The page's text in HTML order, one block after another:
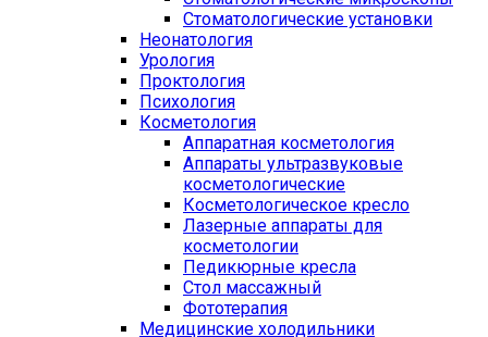
Стоматологические установки
Неонатология
Урология
Проктология
Психология
Косметология
Аппаратная косметология
Аппараты ультразвуковые
косметологические
Косметологическое кресло
Лазерные аппараты для
косметологии
Педикюрные кресла
Стол массажный
Фототерапия
Медицинские холодильники